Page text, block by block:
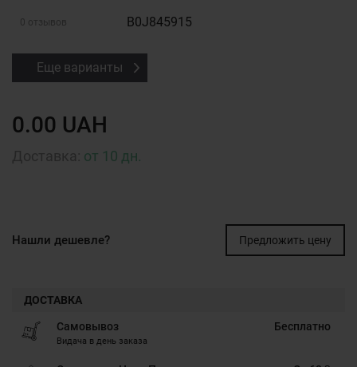
0 отзывов B0J845915
Еще варианты
0.00 UAH
от 10 дн.
Нашли дешевле? Предложить цену
ДОСТАВКА
Самовывоз
Видача в день заказа
Бесплатно